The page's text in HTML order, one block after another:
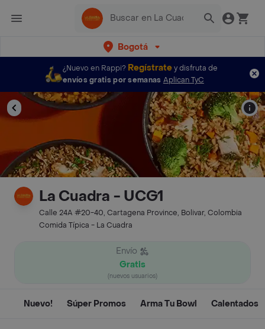
Bogotá
¿Nuevo en Rappi? Regístratey disfruta de
envíos gratis por semanas Aplican TyC
La Cuadra - UCG1
Calle 24A #20-40, Cartagena Province, Bolivar, Colombia
Comida Típica - La Cuadra
Envío
Gratis
(nuevos usuarios)
Nuevo! Súper Promos Arma Tu Bowl Calentados